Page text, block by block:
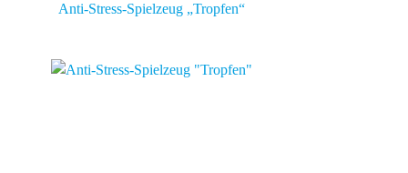
Anti-Stress-Spielzeug „Tropfen“